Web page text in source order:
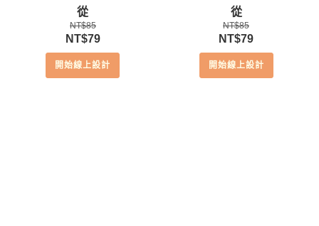
從
NT$85
原
始
價
NT$79目
前
價
開始線上設計
從
NT$85
原
始
價
NT$79目
前
價
開始線上設計